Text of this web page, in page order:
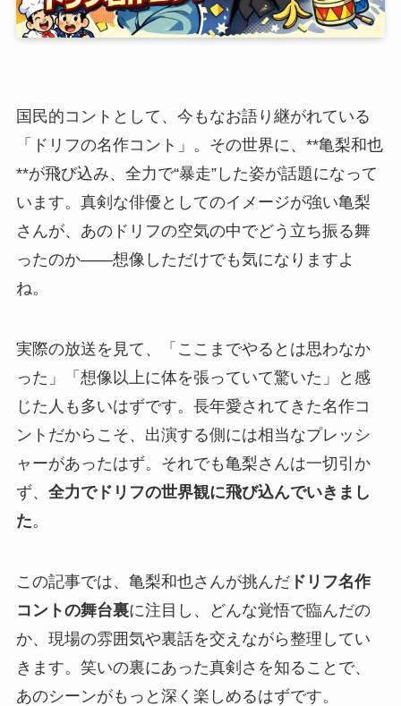
国民的コントとして、今もなお語り継がれている
「ドリフの名作コント」。その世界に、**亀梨和也
**が飛び込み、全力で“暴走”した姿が話題になって
います。真剣な俳優としてのイメージが強い亀梨
さんが、あのドリフの空気の中でどう立ち振る舞
ったのか――想像しただけでも気になりますよ
ね。
実際の放送を見て、「ここまでやるとは思わなか
った」「想像以上に体を張っていて驚いた」と感
じた人も多いはずです。長年愛されてきた名作コ
ントだからこそ、出演する側には相当なプレッシ
ャーがあったはず。それでも亀梨さんは一切引か
ず、 全力でドリフの世界観に飛び込んでいきまし
た。
この記事では、亀梨和也さんが挑んだドリフ名作
コントの舞台裏に注目し、どんな覚悟で臨んだの
か、現場の雰囲気や裏話を交えながら整理してい
きます。笑いの裏にあった真剣さを知ることで、
あのシーンがもっと深く楽しめるはずです。